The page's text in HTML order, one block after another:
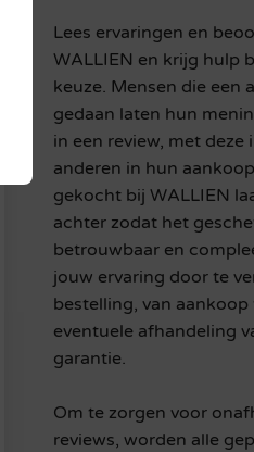
Lees ervaringen en
WALLIEN en krijg hulp
keuze. Mensen die een
gedaan laten hun
in een review, met
anderen in hun
gekocht bij WALLIEN
achter zodat het
betrouwbaar en
jouw ervaring door te
bestelling, van
eventuele afhandeling
garantie.
Om te zorgen voor
reviews, worden alle